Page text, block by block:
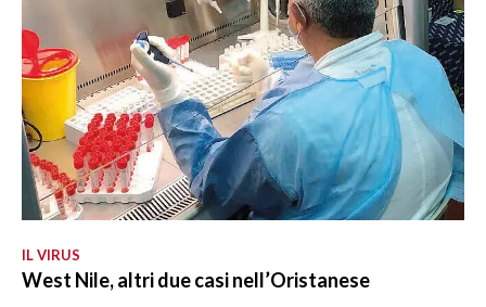
IL VIRUS
West Nile, altri due casi nell’Oristanese